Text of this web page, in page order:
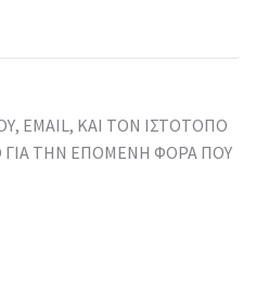
EMAIL, ΚΑΙ ΤΟΝ ΙΣΤΌΤΟΠΟ
ΤΗΝ ΕΠΌΜΕΝΗ ΦΟΡΆ ΠΟΥ